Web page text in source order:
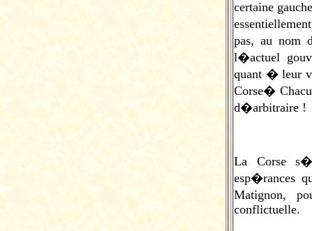
certaine
pas, au nom
l�actuel
quant � leur
Corse�
d�arbitraire !
La Corse
esp�rances
Matignon,
conflictuelle.